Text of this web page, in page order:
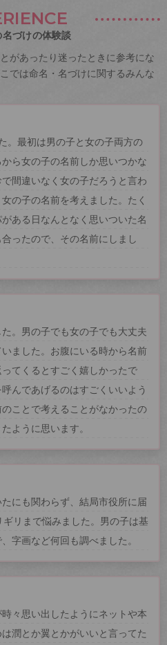
づけの体験談
があったり迷ったときに参考にな
では命名・名づけに関するみんな
。最初は男の子と女の子両方の
ら女の子の名前しか思いつかな
間違いなく女の子だろうと言わ
の子の名前を考えました。たく
ある日なんとなく思いついた名
ったので、その名前にしまし
。男の子でも女の子でも大丈夫
ました。お腹にいる時から名前
てくるとすごく嬉しかったで
んであげるのはすごくいいよう
ことで考えることがなかったの
ように思います。
にも関わらず、結局市役所に届
リまで悩みました。男の子は基
字画など何回も調べました。
々思い出したようにネットや本
潤とか翼とかがいいと言ってた